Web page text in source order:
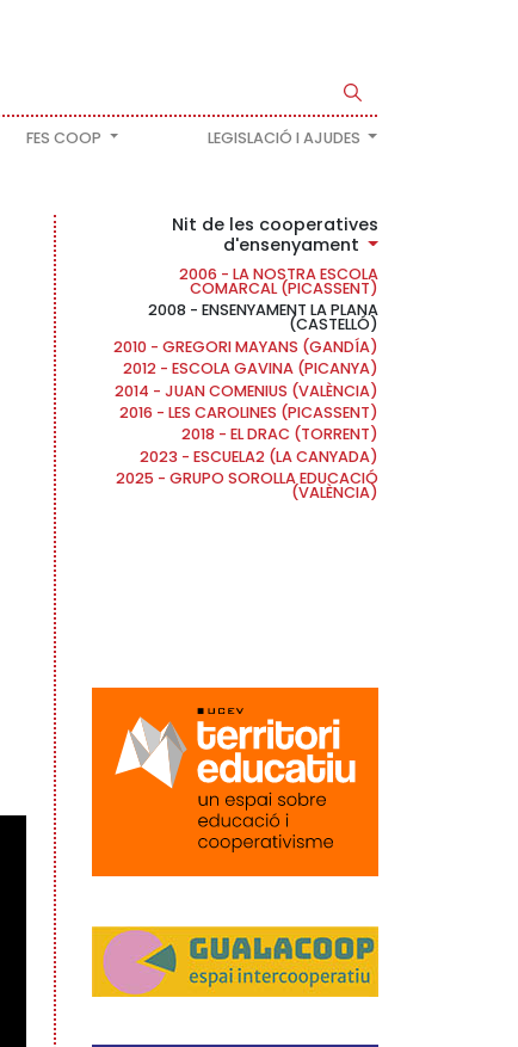
FES COOP LEGISLACIÓ I AJUDES
Nit de les cooperatives
d'ensenyament
2006 - LA NOSTRA ESCOLA
COMARCAL (PICASSENT)
2008 - ENSENYAMENT LA PLANA
(CASTELLÓ)
2010 - GREGORI MAYANS (GANDÍA)
2012 - ESCOLA GAVINA (PICANYA)
2014 - JUAN COMENIUS (VALÈNCIA)
2016 - LES CAROLINES (PICASSENT)
2018 - EL DRAC (TORRENT)
2023 - ESCUELA2 (LA CANYADA)
2025 - GRUPO SOROLLA EDUCACIÓ
(VALÈNCIA)